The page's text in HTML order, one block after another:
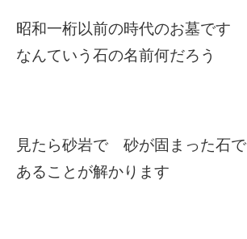
昭和一桁以前の時代のお墓です
なんていう石の名前何だろう
見たら砂岩で 砂が固まった石で
あることが解かります